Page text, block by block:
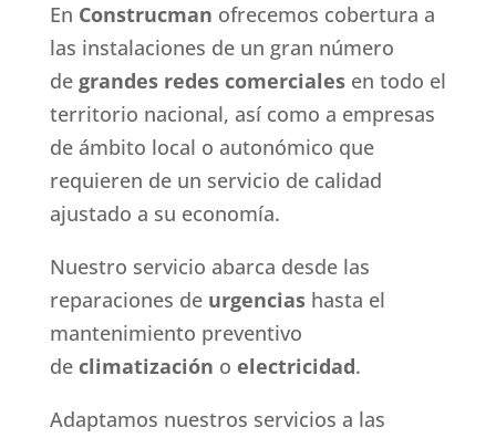
En Construcman ofrecemos cobertura a
las instalaciones de un gran número
de grandes redes comercialesen todo el
territorio nacional, así como a empresas
de ámbito local o autonómico que
requieren de un servicio de calidad
ajustado a su economía.
Nuestro servicio abarca desde las
reparaciones de urgencias hasta el
mantenimiento preventivo
de climatización o electricidad.
Adaptamos nuestros servicios a las